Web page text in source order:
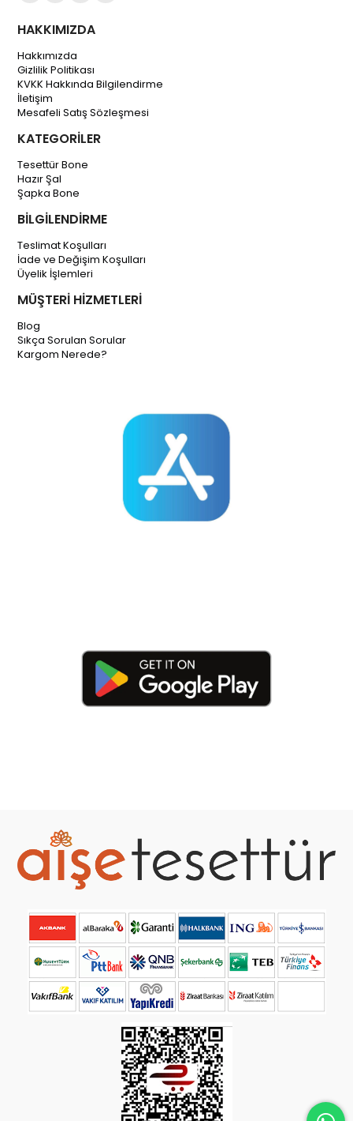
HAKKIMIZDA
Hakkımızda
Gizlilik Politikası
KVKK Hakkında Bilgilendirme
İletişim
Mesafeli Satış Sözleşmesi
KATEGORİLER
Tesettür Bone
Hazır Şal
Şapka Bone
BİLGİLENDİRME
Teslimat Koşulları
İade ve Değişim Koşulları
Üyelik İşlemleri
MÜŞTERİ HİZMETLERİ
Blog
Sıkça Sorulan Sorular
Kargom Nerede?